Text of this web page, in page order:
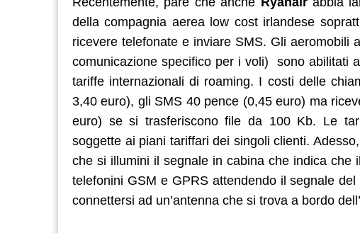
della compagnia aerea low cost irlandese
ricevere telefonate e inviare SMS. Gli aeromobili
comunicazione specifico per i voli) sono abilitati
tariffe internazionali di roaming. I costi delle
3,40 euro), gli SMS 40 pence (0,45 euro) ma
euro) se si trasferiscono file da 100 Kb. Le
soggette ai piani tariffari dei singoli clienti.
che si illumini il segnale in cabina che indica
telefonini GSM e GPRS attendendo il segnale
connettersi ad un’antenna che si trova a bordo